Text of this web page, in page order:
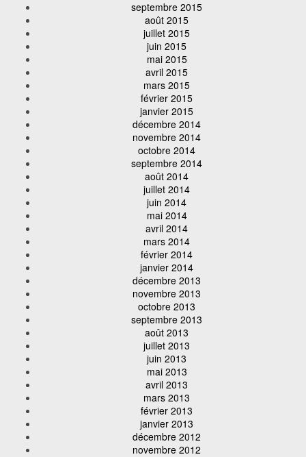
septembre 2015
août 2015
juillet 2015
juin 2015
mai 2015
avril 2015
mars 2015
février 2015
janvier 2015
décembre 2014
novembre 2014
octobre 2014
septembre 2014
août 2014
juillet 2014
juin 2014
mai 2014
avril 2014
mars 2014
février 2014
janvier 2014
décembre 2013
novembre 2013
octobre 2013
septembre 2013
août 2013
juillet 2013
juin 2013
mai 2013
avril 2013
mars 2013
février 2013
janvier 2013
décembre 2012
novembre 2012